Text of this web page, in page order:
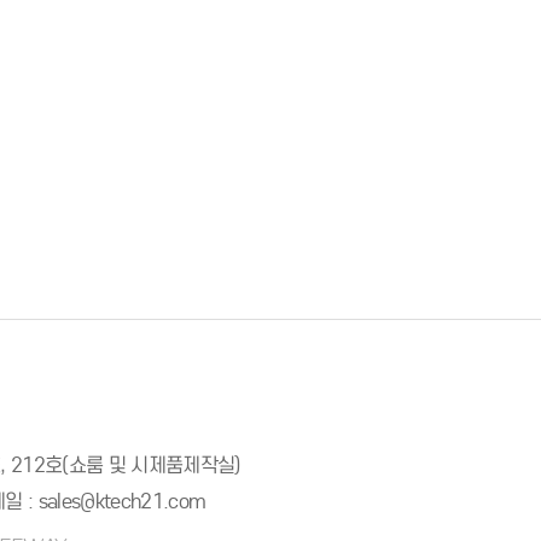
호(쇼룸 및 시제품제작실)
일 : sales@ktech21.com